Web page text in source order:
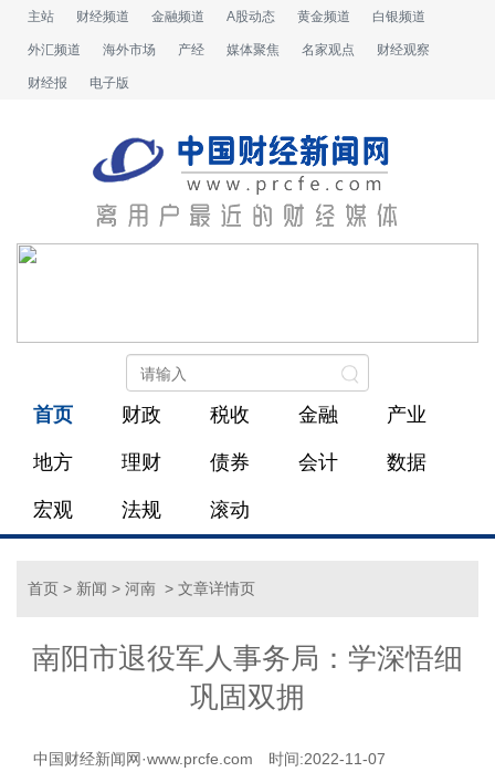
主站 财经频道 金融频道 A股动态 黄金频道 白银频道
外汇频道 海外市场 产经 媒体聚焦 名家观点 财经观察
财经报 电子版
首页 财政 税收 金融 产业
地方 理财 债券 会计 数据
宏观 法规 滚动
首页 > 新闻 > 河南 > 文章详情页
南阳市退役军人事务局：学深悟细
巩固双拥
中国财经新闻网·www.prcfe.com
时间:2022-11-07